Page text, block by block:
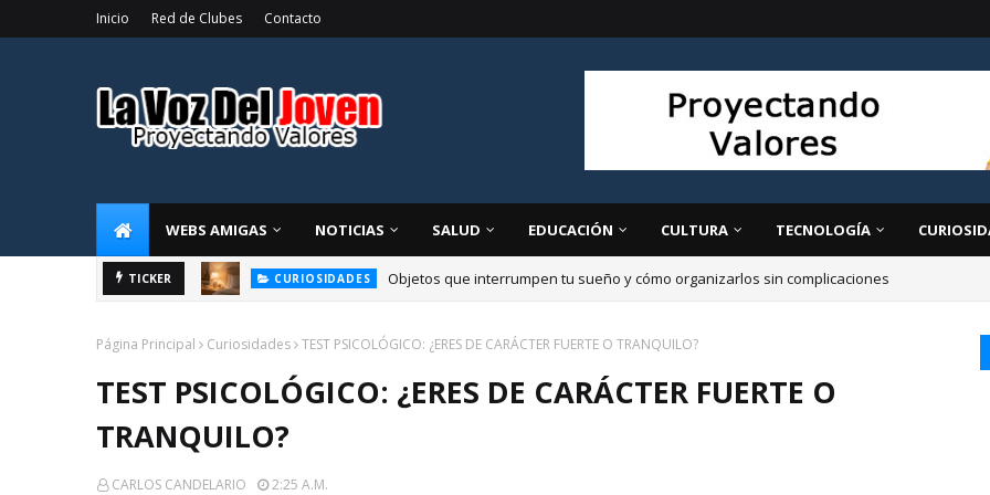
Inicio Red de Clubes Contacto
WEBS AMIGAS NOTICIAS SALUD EDUCACIÓN CULTURA TECNOLOGÍA
TICKER CURIOSIDADES Objetos que interrumpen tu sueño y cómo organizarlos sin complicaciones
Página Principal Curiosidades TEST PSICOLÓGICO: ¿ERES DE CARÁCTER FUERTE O TRANQUILO?
TEST PSICOLÓGICO: ¿ERES DE CARÁCTER FUERTE O
TRANQUILO?
CARLOS CANDELARIO 2:25 A.m.